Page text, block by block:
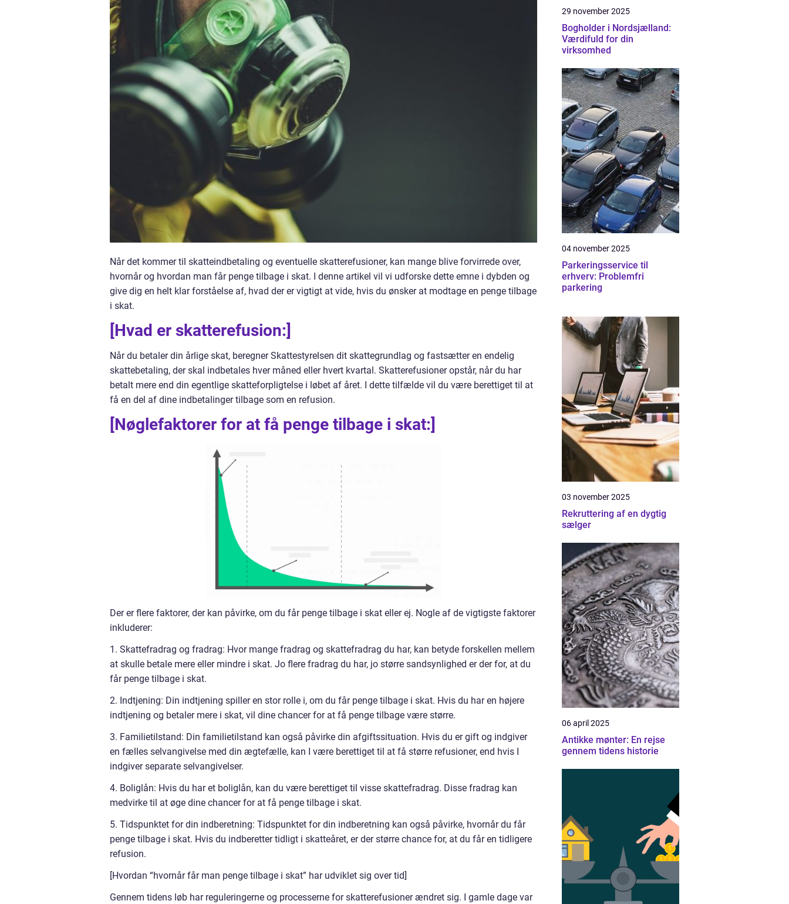
Når det kommer til skatteindbetaling og eventuelle skatterefusioner, kan mange blive forvirrede over,
hvornår og hvordan man får penge tilbage i skat. I denne artikel vil vi udforske dette emne i dybden og
give dig en helt klar forståelse af, hvad der er vigtigt at vide, hvis du ønsker at modtage en penge tilbage
i skat.
[Hvad er skatterefusion:]
Når du betaler din årlige skat, beregner Skattestyrelsen dit skattegrundlag og fastsætter en endelig
skattebetaling, der skal indbetales hver måned eller hvert kvartal. Skatterefusioner opstår, når du har
betalt mere end din egentlige skatteforpligtelse i løbet af året. I dette tilfælde vil du være berettiget til at
få en del af dine indbetalinger tilbage som en refusion.
[Nøglefaktorer for at få penge tilbage i skat:]
Der er flere faktorer, der kan påvirke, om du får penge tilbage i skat eller ej. Nogle af de vigtigste faktorer
inkluderer:
1. Skattefradrag og fradrag: Hvor mange fradrag og skattefradrag du har, kan betyde forskellen mellem
at skulle betale mere eller mindre i skat. Jo flere fradrag du har, jo større sandsynlighed er der for, at du
får penge tilbage i skat.
2. Indtjening: Din indtjening spiller en stor rolle i, om du får penge tilbage i skat. Hvis du har en højere
indtjening og betaler mere i skat, vil dine chancer for at få penge tilbage være større.
3. Familietilstand: Din familietilstand kan også påvirke din afgiftssituation. Hvis du er gift og indgiver
en fælles selvangivelse med din ægtefælle, kan I være berettiget til at få større refusioner, end hvis I
indgiver separate selvangivelser.
4. Boliglån: Hvis du har et boliglån, kan du være berettiget til visse skattefradrag. Disse fradrag kan
medvirke til at øge dine chancer for at få penge tilbage i skat.
5. Tidspunktet for din indberetning: Tidspunktet for din indberetning kan også påvirke, hvornår du får
penge tilbage i skat. Hvis du indberetter tidligt i skatteåret, er der større chance for, at du får en tidligere
refusion.
[Hvordan “hvornår får man penge tilbage i skat” har udviklet sig over tid]
Gennem tidens løb har reguleringerne og processerne for skatterefusioner ændret sig. I gamle dage var
29 november 2025
Bogholder i Nordsjælland:
Værdifuld for din
virksomhed
04 november 2025
Parkeringsservice til
erhverv: Problemfri
parkering
03 november 2025
Rekruttering af en dygtig
sælger
06 april 2025
Antikke mønter: En rejse
gennem tidens historie